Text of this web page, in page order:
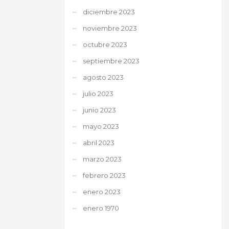
diciembre 2023
noviembre 2023
octubre 2023
septiembre 2023
agosto 2023
julio 2023
junio 2023
mayo 2023
abril 2023
marzo 2023
febrero 2023
enero 2023
enero 1970